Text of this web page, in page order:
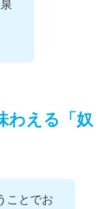
わえる「奴
ことでお